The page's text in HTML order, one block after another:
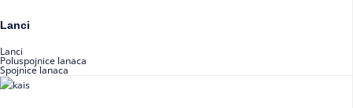
Lanci
Lanci
Poluspojnice lanaca
Spojnice lanaca